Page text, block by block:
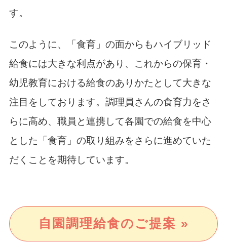
す。
このように、「食育」の面からもハイブリッド
給食には大きな利点があり、これからの保育・
幼児教育における給食のありかたとして大きな
注目をしております。調理員さんの食育力をさ
らに高め、職員と連携して各園での給食を中心
とした「食育」の取り組みをさらに進めていた
だくことを期待しています。
自園調理給食のご提案 »